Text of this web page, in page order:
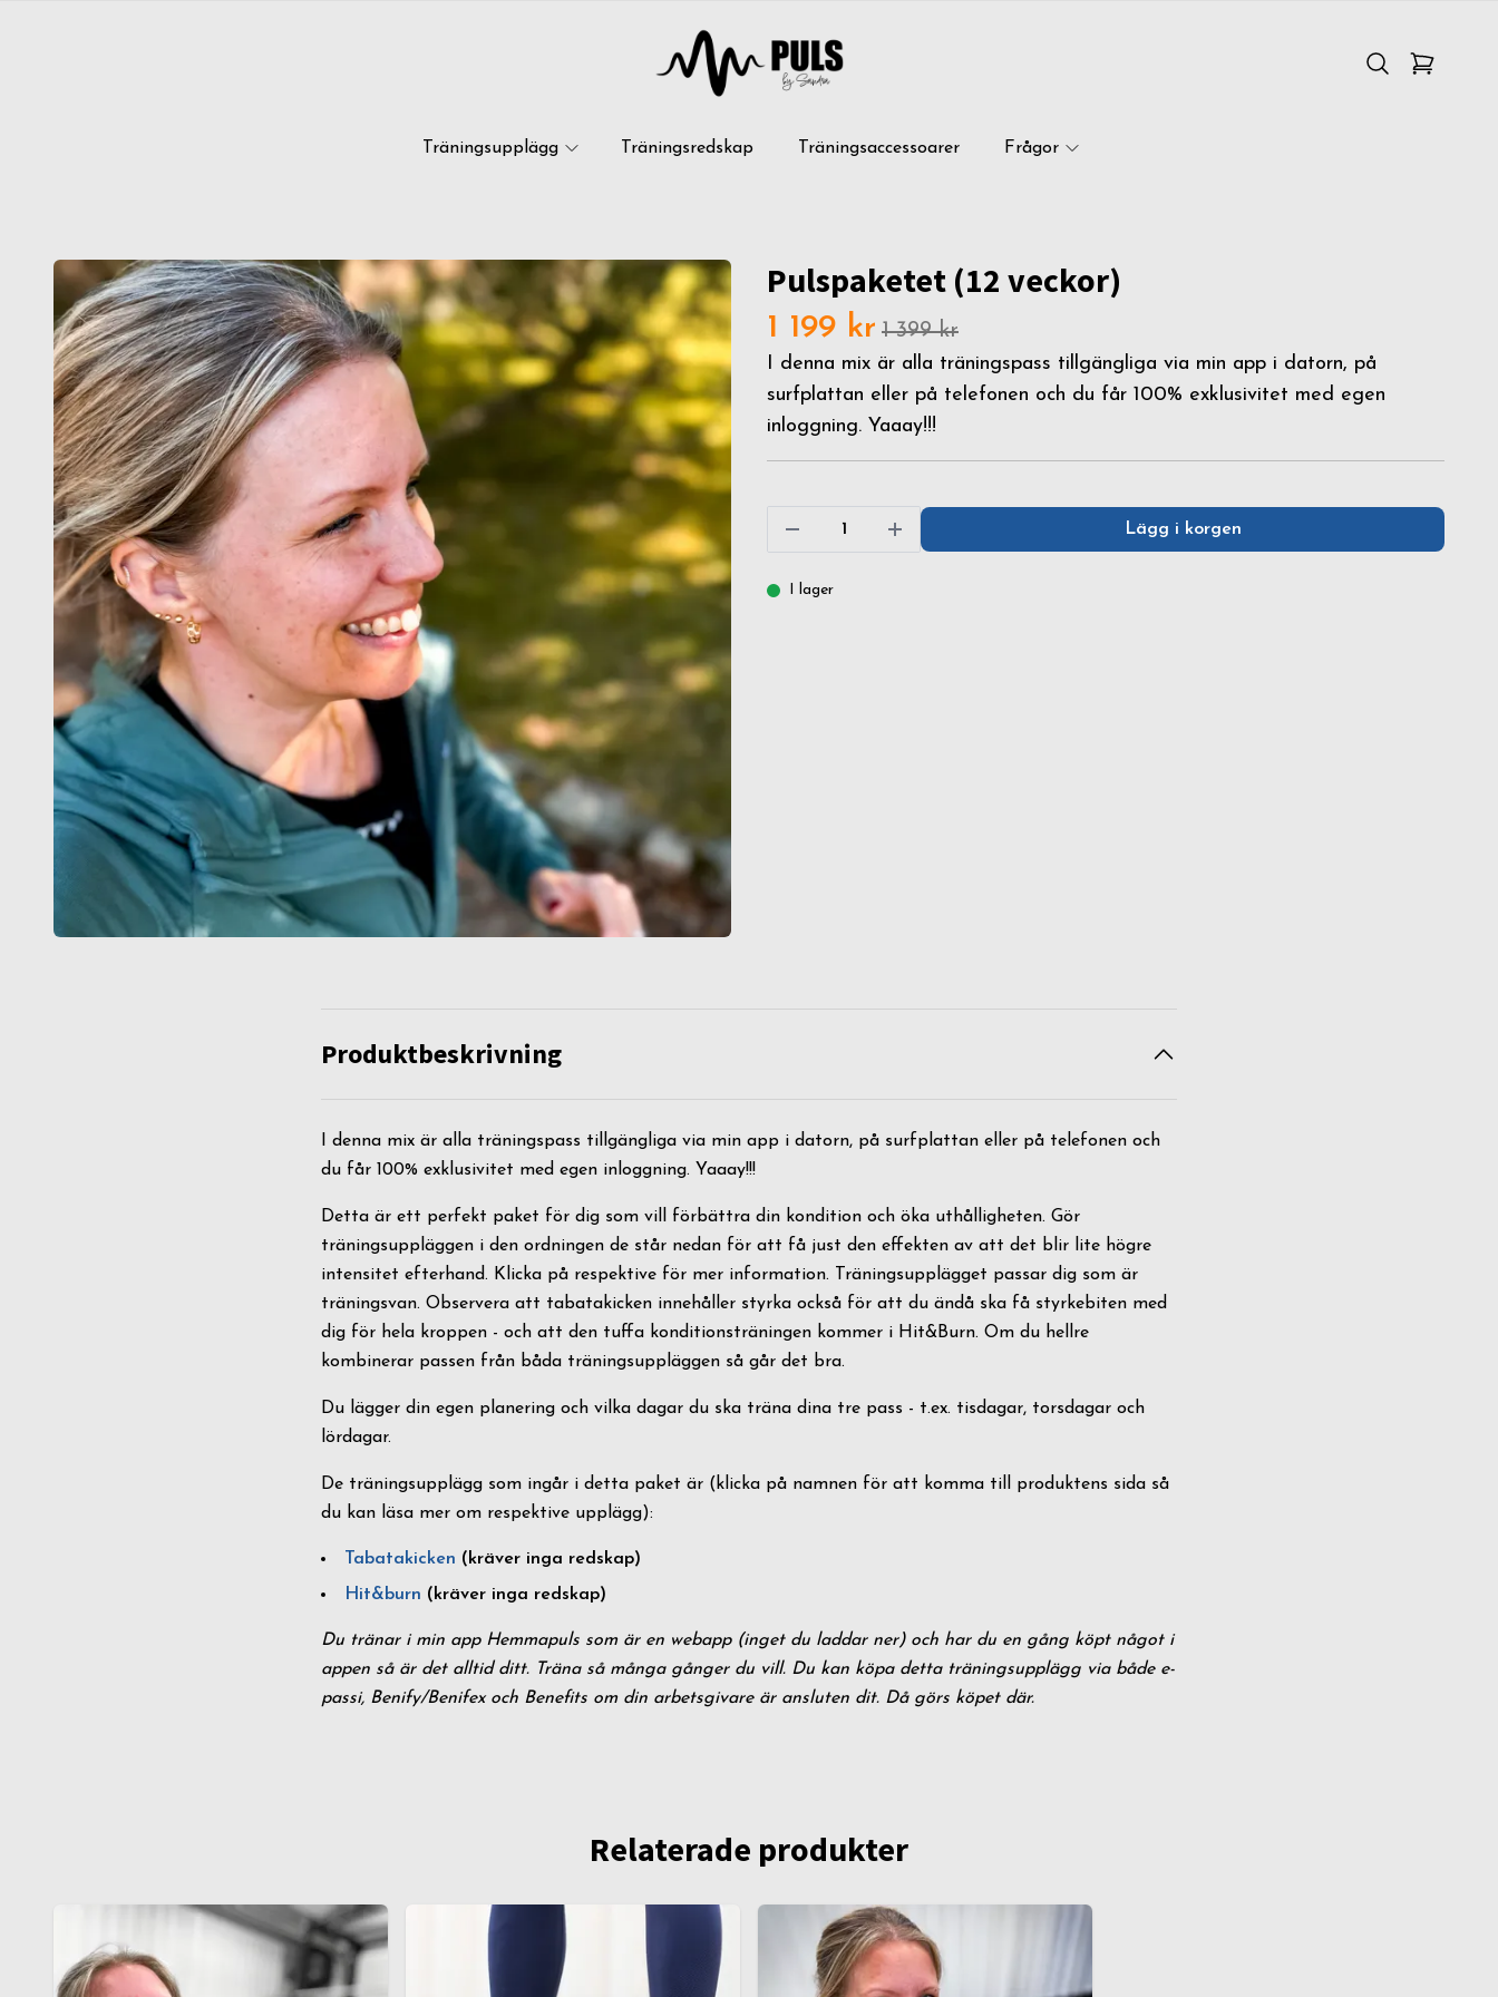
Träningsupplägg Träningsredskap Träningsaccessoarer Frågor
Pulspaketet (12 veckor)
1 199 kr 1 399 kr
I denna mix är alla träningspass tillgängliga via min app i datorn, på
surfplattan eller på telefonen och du får 100% exklusivitet med egen
inloggning. Yaaay!!!
Lägg i korgen
I lager
Produktbeskrivning
I denna mix är alla träningspass tillgängliga via min app i datorn, på surfplattan eller på telefonen och
du får 100% exklusivitet med egen inloggning. Yaaay!!!
Detta är ett perfekt paket för dig som vill förbättra din kondition och öka uthålligheten. Gör
träningsuppläggen i den ordningen de står nedan för att få just den effekten av att det blir lite högre
intensitet efterhand. Klicka på respektive för mer information. Träningsupplägget passar dig som är
träningsvan. Observera att tabatakicken innehåller styrka också för att du ändå ska få styrkebiten med
dig för hela kroppen - och att den tuffa konditionsträningen kommer i Hit&Burn. Om du hellre
kombinerar passen från båda träningsuppläggen så går det bra.
Du lägger din egen planering och vilka dagar du ska träna dina tre pass - t.ex. tisdagar, torsdagar och
lördagar.
De träningsupplägg som ingår i detta paket är (klicka på namnen för att komma till produktens sida så
du kan läsa mer om respektive upplägg):
Tabatakicken (kräver inga redskap)
Hit&burn (kräver inga redskap)
Du tränar i min app Hemmapuls som är en webapp (inget du laddar ner) och har du en gång köpt något i
appen så är det alltid ditt. Träna så många gånger du vill. Du kan köpa detta träningsupplägg via både e-
passi, Benify/Benifex och Benefits om din arbetsgivare är ansluten dit. Då görs köpet där.
Relaterade produkter